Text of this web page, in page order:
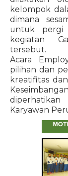
kelompok
dimana
untuk pergi
kegiatan
tersebut.
Acara
pilihan dan
kreatifitas
Karyawan